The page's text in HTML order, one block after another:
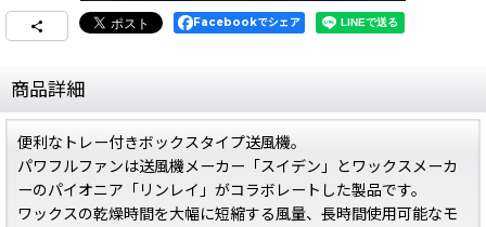
Facebookでシェア
商品詳細
便利なトレー付きボックスタイプ送風機。
パワフルファンは送風機メーカー「スイデン」とワックスメーカ
ーのパイオニア「リンレイ」がコラボレートした製品です。
ワックスの乾燥時間を大幅に短縮する風量、長時間使用可能なモ